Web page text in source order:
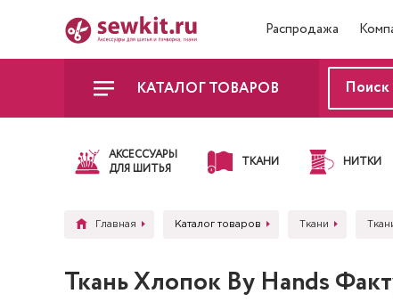
Распродажа
КАТАЛОГ ТОВАРОВ
АКСЕССУАРЫ
ДЛЯ ШИТЬЯ
ТКАНИ НИТКИ
Главная Каталог товаров Ткани
Ткань Хлопок By Hands